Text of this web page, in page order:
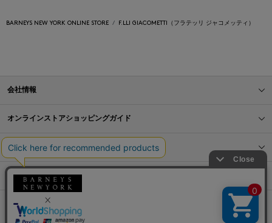
BARNEYS NEW YORK ONLINE STORE F.LLI GIACOMETTI（フラテッリ ジャコメッティ）
会社情報
オンラインストアショッピングガイド
店舗情報
サービス